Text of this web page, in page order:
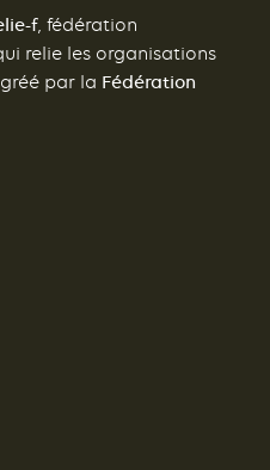
f, fédération
relie les organisations
par la Fédération